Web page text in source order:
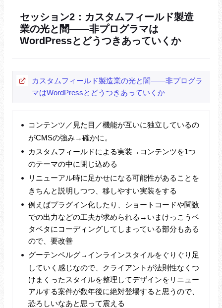
セッション2：カスタムフィールド製造
業の光と闇――非プログラマは
WordPressとどうつきあっていくか
カスタムフィールド製造業の光と闇――非プログラ
マはWordPressとどうつきあっていくか
コンテンツ／見た目／機能が互いに独立しているの
がCMSの強み→確かに。
カスタムフィールドによる実装→コンテンツを1つ
のテーマの中に閉じ込める
リニューアル時に足かせになる可能性があることを
きちんと説明しつつ、移しやすい実装をする
例えばプラグイン化したり、ショートコードや関数
での出力などの工夫が求められる→いまけっこうベ
タベタにコーディングしてしまっている部分もある
ので、要改善
グーテンベルグ→インラインスタイルをぐりぐり足
していく感じなので、クライアントが法則性なくつ
けまくったスタイルを整理してデザインをリニュー
アルする案件が数年後に絶対登場すると思うので、
恐ろしいなあと思って震える